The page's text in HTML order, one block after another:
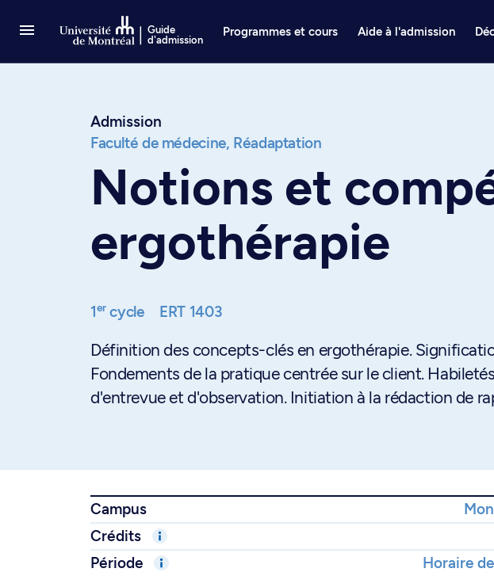
Guide
d'admission
Programmes et cours Aide à l'admission
Admission
Faculté de médecine, Réadaptation
Notions et
ergothérapie
1ercycle ERT 1403
Définition des concepts-clés en ergothérapie.
Fondements de la pratique centrée sur le client.
d'entrevue et d'observation. Initiation à la rédaction de
Campus
Crédits
Période
Horaire